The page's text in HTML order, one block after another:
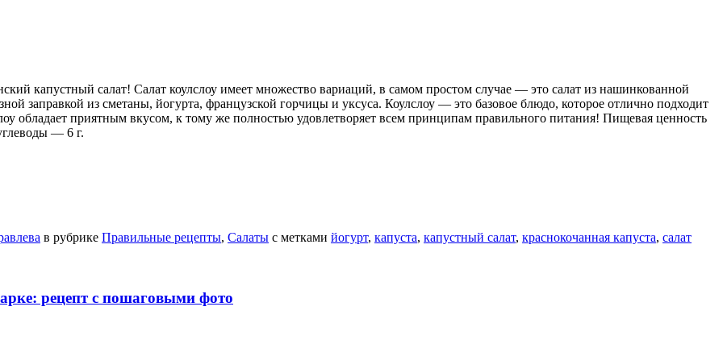
капустный салат! Салат коулслоу имеет множество вариаций, в самом простом случае — это салат из нашинкованной
заправкой из сметаны, йогурта, французской горчицы и уксуса. Коулслоу — это базовое блюдо, которое отлично подходит
обладает приятным вкусом, к тому же полностью удовлетворяет всем принципам правильного питания! Пищевая ценность
— 6 г.
в рубрике Правильные рецепты, Салаты с метками йогурт, капуста, капустный салат, краснокочанная капуста, салат
рецепт с пошаговыми фото